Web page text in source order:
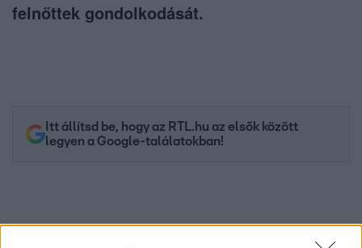
felnőttek gondolkodását.
Itt állítsd be, hogy az RTL.hu az elsők között
legyen a Google-találatokban!